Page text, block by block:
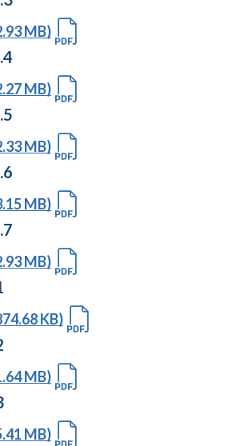
MB)
MB)
MB)
MB)
MB)
KB)
MB)
MB)